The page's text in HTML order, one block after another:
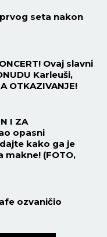
prvog seta nakon
Ovaj slavni
Karleuši,
OTKAZIVANJE!
I ZA
opasni
kako ga je
(FOTO,
ozvaničio